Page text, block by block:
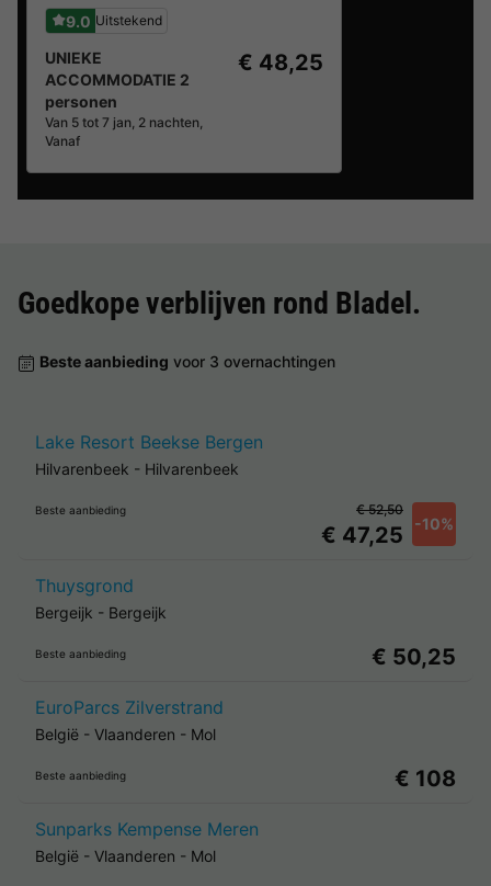
9.0 Uitstekend
UNIEKE
ACCOMMODATIE 2
personen
Van 5 tot 7 jan, 2 nachten,
Vanaf
€ 48,25
Goedkope verblijven rond Bladel.
Beste aanbieding voor 3 overnachtingen
Lake Resort Beekse Bergen
Hilvarenbeek - Hilvarenbeek
Beste aanbieding
€ 47,25 -10%
€ 52,50
Thuysgrond
Bergeijk - Bergeijk
Beste aanbieding € 50,25
EuroParcs Zilverstrand
België - Vlaanderen - Mol
Beste aanbieding € 108
Sunparks Kempense Meren
België - Vlaanderen - Mol